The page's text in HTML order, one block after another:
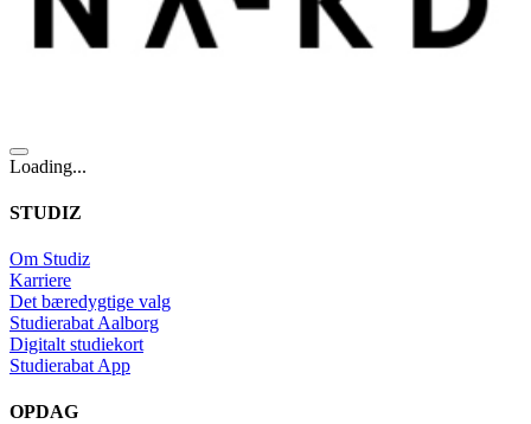
Loading...
STUDIZ
Om Studiz
Karriere
Det bæredygtige valg
Studierabat Aalborg
Digitalt studiekort
Studierabat App
OPDAG